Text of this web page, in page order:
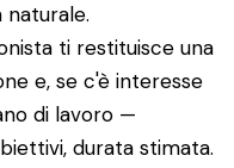
naturale.
ti restituisce una
e, se c'è interesse
di lavoro —
durata stimata.